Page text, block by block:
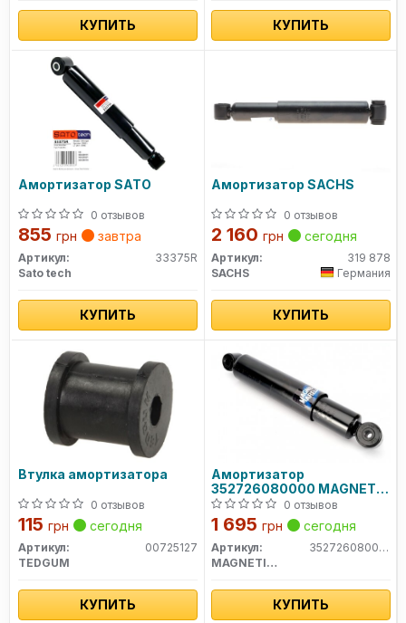
КУПИТЬ КУПИТЬ
Амортизатор SATO
0 отзывов
855 грн завтра
Артикул:
33375R
Sato tech
КУПИТЬ
Амортизатор SACHS
0 отзывов
2 160 грн сегодня
Артикул:
319 878
SACHS
Германия
КУПИТЬ
Втулка амортизатора
0 отзывов
115 грн сегодня
Артикул:
00725127
TEDGUM
КУПИТЬ
Амортизатор
352726080000 MAGNETI
MARELLI
0 отзывов
1 695 грн сегодня
Артикул:
352726080000
MAGNETI MARELLI
КУПИТЬ